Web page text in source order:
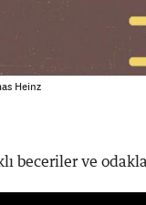
Heinz
beceriler ve